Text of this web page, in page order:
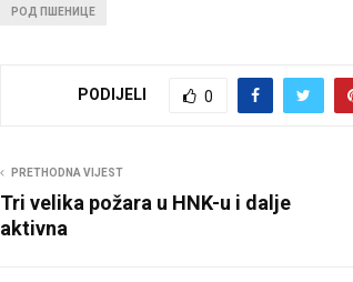
РОД ПШЕНИЦЕ
PODIJELI 0
PRETHODNA VIJEST
Tri velika požara u HNK-u i dalje
aktivna